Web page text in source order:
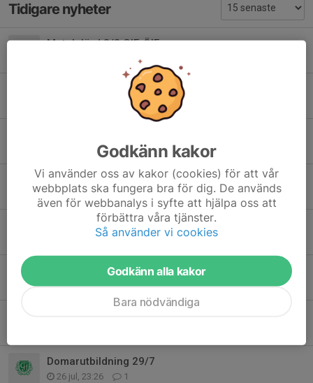
Tidigare nyheter
Match lörd 8/8 GIF-ÖIF
Inställd fys Niporna
3 aug, 20:15 0
Kvartsfinal kl 10.00
1 aug, 17:38 0
Spelschema GIF-cupen
29 jul, 19:52 0
Dagens träning konstgräset
28 jul, 15:49 0
Domarutbildning 29/7
26 jul, 23:26 1
Godkänn kakor
Vi använder oss av kakor (cookies) för att vår
webbplats ska fungera bra för dig. De används
även för webbanalys i syfte att hjälpa oss att
förbättra våra tjänster.
Så använder vi cookies
Godkänn alla kakor
Bara nödvändiga